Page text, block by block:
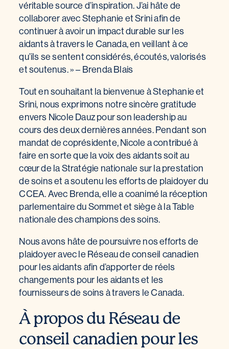
véritable source d’inspiration. J’ai hâte de
collaborer avec Stephanie et Srini afin de
continuer à avoir un impact durable sur les
aidants à travers le Canada, en veillant à ce
qu’ils se sentent considérés, écoutés, valorisés
et soutenus. » – Brenda Blais
Tout en souhaitant la bienvenue à Stephanie et
Srini, nous exprimons notre sincère gratitude
envers Nicole Dauz pour son leadership au
cours des deux dernières années. Pendant son
mandat de coprésidente, Nicole a contribué à
faire en sorte que la voix des aidants soit au
cœur de la Stratégie nationale sur la prestation
de soins et a soutenu les efforts de plaidoyer du
CCEA. Avec Brenda, elle a coanimé la réception
parlementaire du Sommet et siège à la Table
nationale des champions des soins.
Nous avons hâte de poursuivre nos efforts de
plaidoyer avec le Réseau de conseil canadien
pour les aidants afin d’apporter de réels
changements pour les aidants et les
fournisseurs de soins à travers le Canada.
À propos du Réseau de
conseil canadien pour les